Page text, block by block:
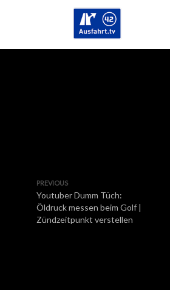
PREVIOUS
Youtuber Dumm Tüch:
Öldruck messen beim Golf |
Zündzeitpunkt verstellen